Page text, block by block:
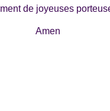
de joyeuses
Amen